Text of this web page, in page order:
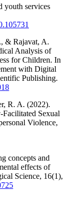
youth services
& Rajavat, A.
Analysis of
for Children. In
with Digital
Publishing.
R. A. (2022).
Facilitated Sexual
Violence,
concepts and
effects of
Science, 16(1),